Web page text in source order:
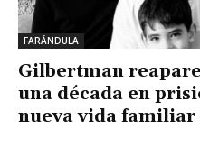
FARÁNDULA
Gilbertman
una década en
nueva vida familiar